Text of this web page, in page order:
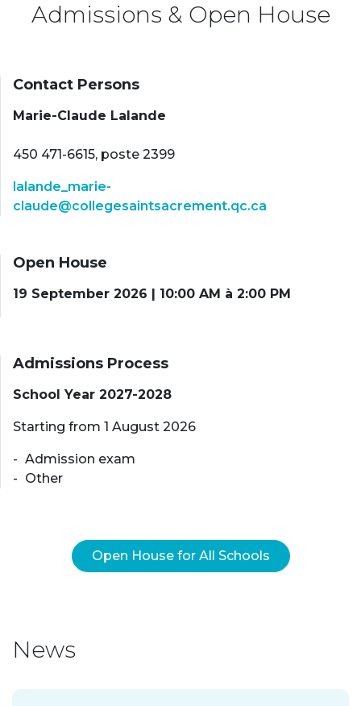
Admissions & Open House
Contact Persons
Marie-Claude Lalande
450 471-6615, poste 2399
lalande_marie-
claude@collegesaintsacrement.qc.ca
Open House
19 September 2026 | 10:00 AM à 2:00 PM
Admissions Process
School Year 2027-2028
Starting from 1 August 2026
Admission exam
Other
Open House for All Schools
News